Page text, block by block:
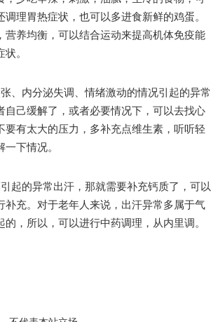
调理胃热症状，也可以多进食新鲜的鸡蛋。
营养均衡，可以结合运动来提高机体免疫能
。
、内分泌失调、情绪激动的情况引起的异常
自己缓解了，或者必要情况下，可以去找心
要有太大的压力，多补充点维生素，听听轻
下情况。
起的异常出汗，那就需要补充钙质了，可以
补充。对于老年人来说，出汗异常多属于气
的，所以，可以进行中药调理，从内里调。